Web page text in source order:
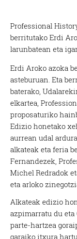
Professional
berritutako Erdi
larunbatean eta
Erdi Aroko azoka
asteburuan. Eta
baterako,
elkartea,
proposaturiko
Edizio honetako
aurrean udal
alkateak eta feria
Fernandezek,
Michel Redradok
eta arloko
Alkateak edizio
azpimarratu du
parte-hartzea
garaiko itxura